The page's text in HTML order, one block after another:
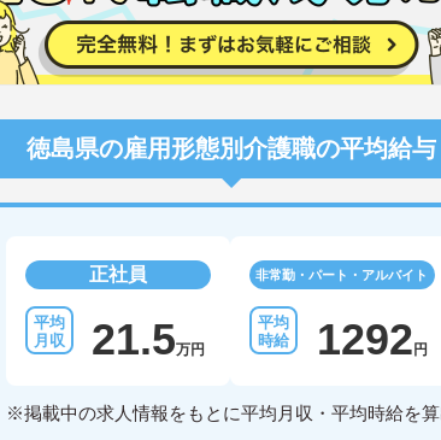
徳島県の雇用形態別介護職の平均給与
正社員
21.5万円
非常勤・パート・アルバイト
1292 円
※掲載中の求人情報をもとに平均月収・平均時給を算